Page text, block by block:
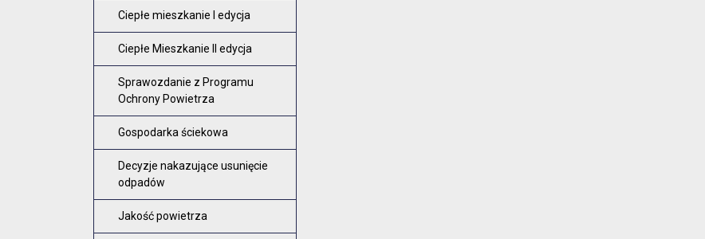
Ciepłe mieszkanie I edycja
Ciepłe Mieszkanie II edycja
Sprawozdanie z Programu
Ochrony Powietrza
Gospodarka ściekowa
Decyzje nakazujące usunięcie
odpadów
Jakość powietrza